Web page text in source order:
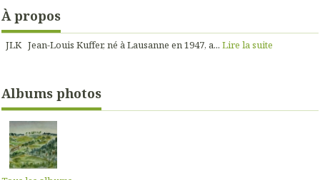
À propos
JLK Jean-Louis Kuffer, né à Lausanne en 1947, a... Lire la suite
Albums photos